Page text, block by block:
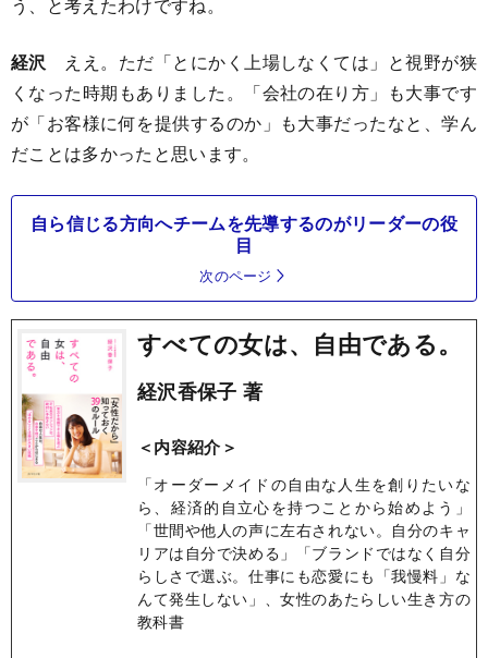
経沢 ええ。ただ「とにかく上場しなくては」と視野が狭
くなった時期もありました。「会社の在り方」も大事です
が「お客様に何を提供するのか」も大事だったなと、学ん
だことは多かったと思います。
自ら信じる方向へチームを先導するのがリーダーの役
目
次のページ
すべての女は、自由である。
経沢香保子 著
＜内容紹介＞
「オーダーメイドの自由な人生を創りたいな
ら、経済的自立心を持つことから始めよう」
「世間や他人の声に左右されない。自分のキャ
リアは自分で決める」「ブランドではなく自分
らしさで選ぶ。仕事にも恋愛にも「我慢料」な
んて発生しない」、女性のあたらしい生き方の
教科書